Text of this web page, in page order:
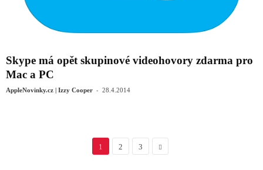
Skype má opět skupinové videohovory zdarma pro
Mac a PC
AppleNovinky.cz | Izzy Cooper - 28.4.2014
1 2 3